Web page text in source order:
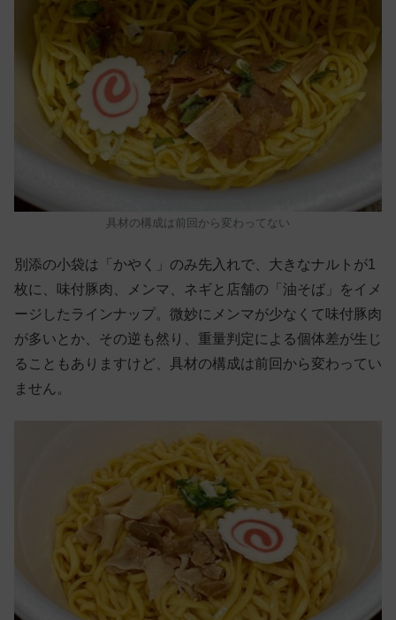
具材の構成は前回から変わってない
別添の小袋は「かやく」のみ先入れで、大きなナルトが1
枚に、味付豚肉、メンマ、ネギと店舗の「油そば」をイメ
ージしたラインナップ。微妙にメンマが少なくて味付豚肉
が多いとか、その逆も然り、重量判定による個体差が生じ
ることもありますけど、具材の構成は前回から変わってい
ません。